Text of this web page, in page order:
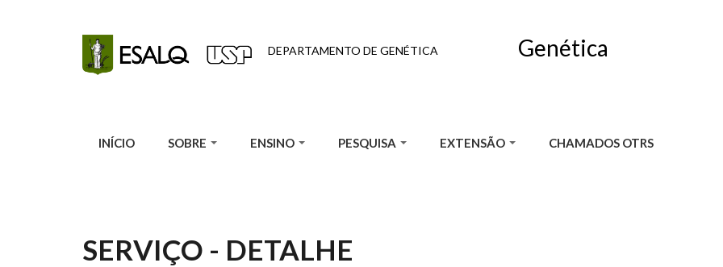
DEPARTAMENTO DE GENÉTICA Genética
INÍCIO SOBRE ENSINO PESQUISA EXTENSÃO CHAMADOS OTRS
SERVIÇO - DETALHE